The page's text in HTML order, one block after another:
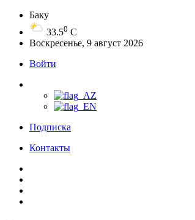
Баку
33.50 C
Воскресенье, 9 август 2026
Войти
Подписка
Контакты